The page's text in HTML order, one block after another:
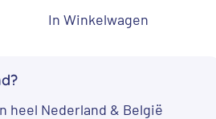
In Winkelwagen
heel Nederland & België